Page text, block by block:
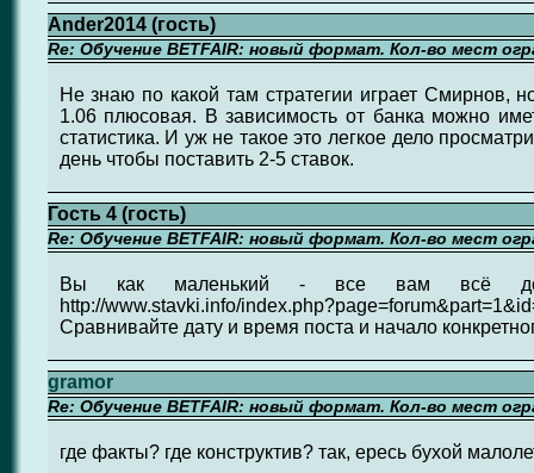
Ander2014 (гость)
Re: Обучение BETFAIR: новый формат. Кол-во мест
Не знаю по какой там стратегии играет Смирнов,
1.06 плюсовая. В зависимость от банка можно
статистика. И уж не такое это легкое дело
день чтобы поставить 2-5 ставок.
Гость 4 (гость)
Re: Обучение BETFAIR: новый формат. Кол-во мест
Вы как маленький - все вам всё
http://www.stavki.info/
Сравнивайте дату и время поста и начало
gramor
Re: Обучение BETFAIR: новый формат. Кол-во мест
где факты? где конструктив? так, ересь бухой